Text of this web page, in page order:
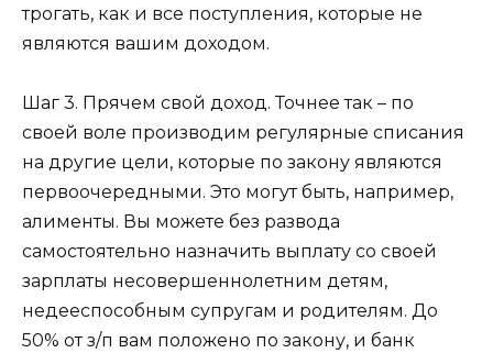
трогать, как и все поступления, которые не
являются вашим доходом.
Шаг 3. Прячем свой доход. Точнее так – по
своей воле производим регулярные списания
на другие цели, которые по закону являются
первоочередными. Это могут быть, например,
алименты. Вы можете без развода
самостоятельно назначить выплату со своей
зарплаты несовершеннолетним детям,
недееспособным супругам и родителям. До
50% от з/п вам положено по закону, и банк